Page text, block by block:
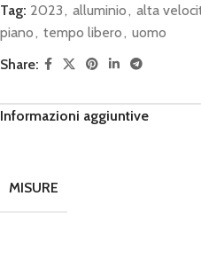
Tag: 2023 , alluminio , alta
piano , tempo libero , uomo
Share:
Informazioni aggiuntive
MISURE